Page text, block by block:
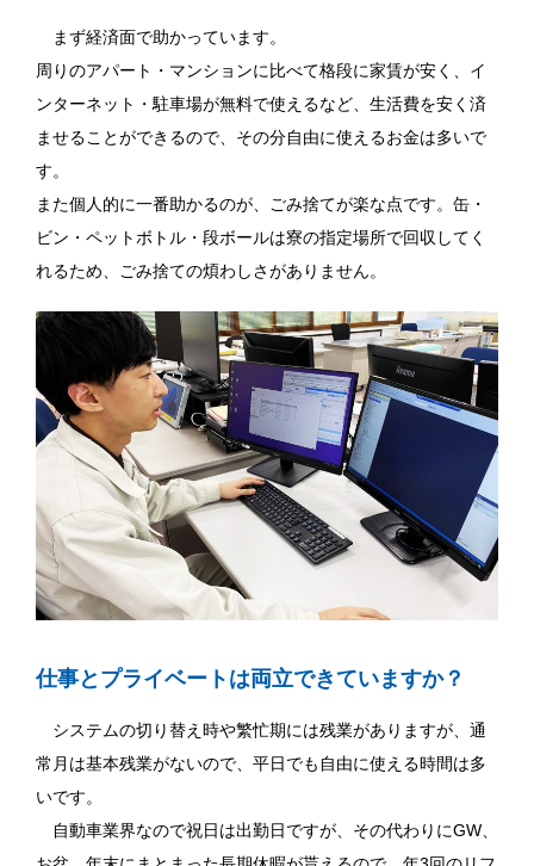
まず経済面で助かっています。
周りのアパート・マンションに比べて格段に家賃が安く、イ
ンターネット・駐車場が無料で使えるなど、生活費を安く済
ませることができるので、その分自由に使えるお金は多いで
す。
また個人的に一番助かるのが、ごみ捨てが楽な点です。缶・
ビン・ペットボトル・段ボールは寮の指定場所で回収してく
れるため、ごみ捨ての煩わしさがありません。
仕事とプライベートは両立できていますか？
システムの切り替え時や繁忙期には残業がありますが、通
常月は基本残業がないので、平日でも自由に使える時間は多
いです。
自動車業界なので祝日は出勤日ですが、その代わりにGW、